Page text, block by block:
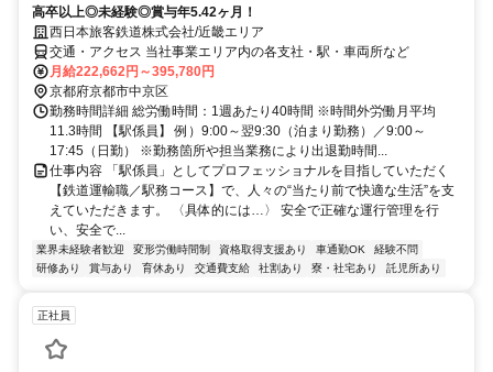
高卒以上◎未経験◎賞与年5.42ヶ月！
西日本旅客鉄道株式会社/近畿エリア
交通・アクセス 当社事業エリア内の各支社・駅・車両所など
月給222,662円～395,780円
京都府京都市中京区
勤務時間詳細 総労働時間：1週あたり40時間 ※時間外労働月平均
11.3時間 【駅係員】 例）9:00～翌9:30（泊まり勤務）／9:00～
17:45（日勤） ※勤務箇所や担当業務により出退勤時間...
仕事内容 「駅係員」としてプロフェッショナルを目指していただく
【鉄道運輸職／駅務コース】で、人々の“当たり前で快適な生活”を支
えていただきます。 〈具体的には…〉 安全で正確な運行管理を行
い、安全で...
業界未経験者歓迎 変形労働時間制 資格取得支援あり 車通勤OK
経験不問
研修あり
賞与あり 育休あり 交通費支給 社割あり 寮・社宅あり 託児所あり
正社員